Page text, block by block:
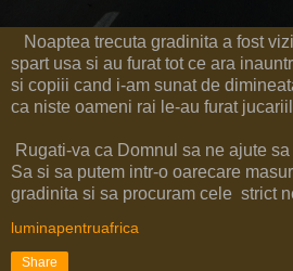
Noaptea trecuta gradinita a fost
spart usa si au furat tot ce ara
si copiii cand i-am sunat de
ca niste oameni rai le-au furat
Rugati-va ca Domnul sa ne ajute
Sa si sa putem intr-o oarecare
gradinita si sa procuram cele strict
luminapentruafrica
Share